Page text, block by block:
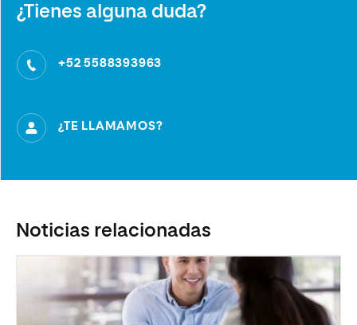
¿Tienes alguna duda?
+52 5588393963
¿TE LLAMAMOS?
Noticias relacionadas